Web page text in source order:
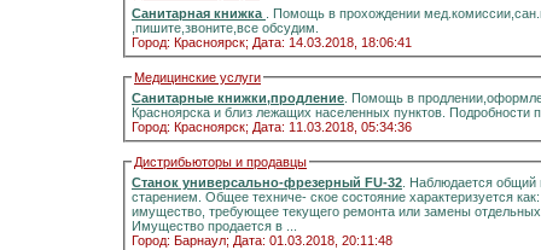
Санитарная книжка
. Помощь в прохождении
,пишите,звоните,все обсудим.
Город: Красноярск; Дата: 14.03.2018, 18:06:41
Медицинские услуги
Санитарные книжки,продление . Помощь в
Красноярска и близ лежащих населенных пунктов.
Город: Красноярск; Дата: 11.03.2018, 05:34:36
Дистрибьюторы и продавцы
Станок универсально-фрезерный FU-32 . Наблюдается
старением. Общее техниче- ское состояние характеризуется
имущество, требующее текущего ремонта или замены
Имущество продается в ...
Город: Барнаул; Дата: 01.03.2018, 20:11:48